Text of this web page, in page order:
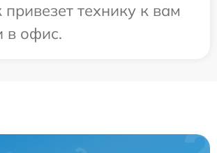
привезет технику к вам
в офис.